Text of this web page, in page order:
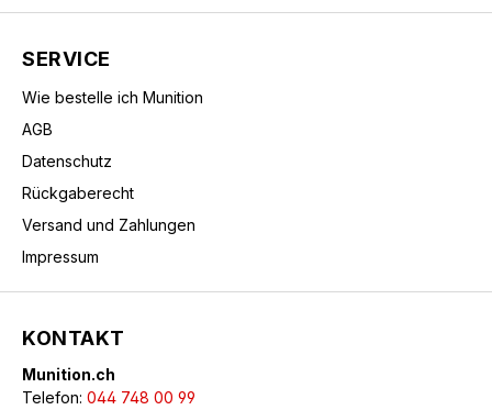
SERVICE
Wie bestelle ich Munition
AGB
Datenschutz
Rückgaberecht
Versand und Zahlungen
Impressum
KONTAKT
Munition.ch
Telefon: 044 748 00 99